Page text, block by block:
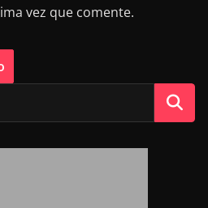
vez que comente.